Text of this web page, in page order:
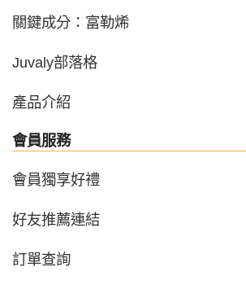
關鍵成分：富勒烯
Juvaly部落格
產品介紹
會員服務
會員獨享好禮
好友推薦連結
訂單查詢